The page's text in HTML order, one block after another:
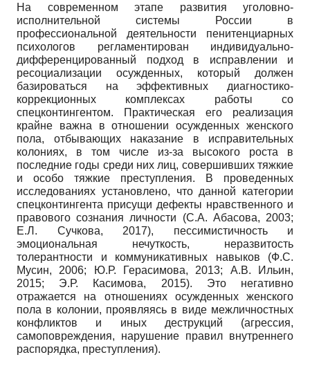
На современном этапе развития уголовно-
исполнительной системы России в
профессиональной деятельности пенитенциарных
психологов регламентирован индивидуально-
дифференцированный подход в исправлении и
ресоциализации осужденных, который должен
базироваться на эффективных диагностико-
коррекционных комплексах работы со
спецконтингентом. Практическая его реализация
крайне важна в отношении осужденных женского
пола, отбывающих наказание в исправительных
колониях, в том числе из-за высокого роста в
последние годы среди них лиц, совершивших тяжкие
и особо тяжкие преступления. В проведенных
исследованиях установлено, что данной категории
спецконтингента присущи дефекты нравственного и
правового сознания личности (С.А. Абасова, 2003;
Е.Л. Сучкова, 2017), пессимистичность и
эмоциональная нечуткость, неразвитость
толерантности и коммуникативных навыков (Ф.С.
Мусин, 2006; Ю.Р. Герасимова, 2013; А.В. Ильин,
2015; Э.Р. Касимова, 2015). Это негативно
отражается на отношениях осужденных женского
пола в колонии, проявляясь в виде межличностных
конфликтов и иных деструкций (агрессия,
самоповреждения, нарушение правил внутреннего
распорядка, преступления).